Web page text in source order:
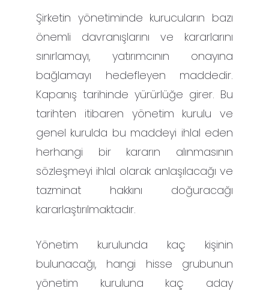
Şirketin yönetiminde kurucuların bazı
önemli davranışlarını ve kararlarını
sınırlamayı, yatırımcının onayına
bağlamayı hedefleyen maddedir.
Kapanış tarihinde yürürlüğe girer. Bu
tarihten itibaren yönetim kurulu ve
genel kurulda bu maddeyi ihlal eden
herhangi bir kararın alınmasının
sözleşmeyi ihlal olarak anlaşılacağı ve
tazminat hakkını doğuracağı
kararlaştırılmaktadır.
Yönetim kurulunda kaç kişinin
bulunacağı, hangi hisse grubunun
yönetim kuruluna kaç aday